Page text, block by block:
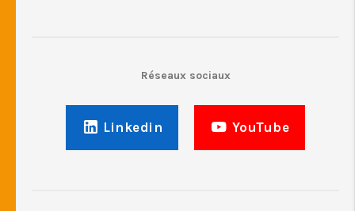
Réseaux sociaux
Linkedin YouTube